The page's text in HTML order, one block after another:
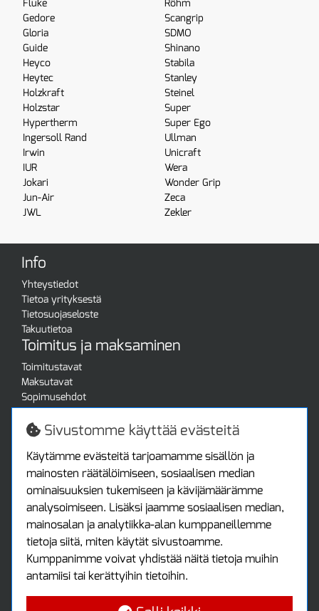
Fluke
Gedore
Gloria
Guide
Heyco
Heytec
Holzkraft
Holzstar
Hypertherm
Ingersoll Rand
Irwin
IUR
Jokari
Jun-Air
JWL
Röhm
Scangrip
SDMO
Shinano
Stabila
Stanley
Steinel
Super
Super Ego
Ullman
Unicraft
Wera
Wonder Grip
Zeca
Zekler
Info
Yhteystiedot
Tietoa yrityksestä
Tietosuojaseloste
Takuutietoa
Toimitus ja maksaminen
Toimitustavat
Maksutavat
Sopimusehdot
Turvallista ostamista
Jälleenmyyjille
Tax free / verovapaa myynti
Asiakastilini
Asiakastili
Luo tili
Kirjaudu sisään
Ota yhteyttä
Protools Oy
Tuottajankatu 13
Sivustomme käyttää evästeitä
Käytämme evästeitä tarjoamamme sisällön ja
mainosten räätälöimiseen, sosiaalisen median
ominaisuuksien tukemiseen ja kävijämäärämme
analysoimiseen. Lisäksi jaamme sosiaalisen median,
mainosalan ja analytiikka-alan kumppaneillemme
tietoja siitä, miten käytät sivustoamme.
Kumppanimme voivat yhdistää näitä tietoja muihin
antamiisi tai kerättyihin tietoihin.